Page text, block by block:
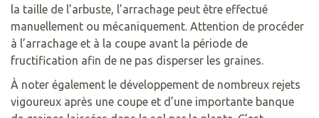
la taille de l’arbuste, l’arrachage peut être effectué
manuellement ou mécaniquement. Attention de procéder
à l’arrachage et à la coupe avant la période de
fructification afin de ne pas disperser les graines.
À noter également le développement de nombreux rejets
vigoureux après une coupe et d’une importante banque